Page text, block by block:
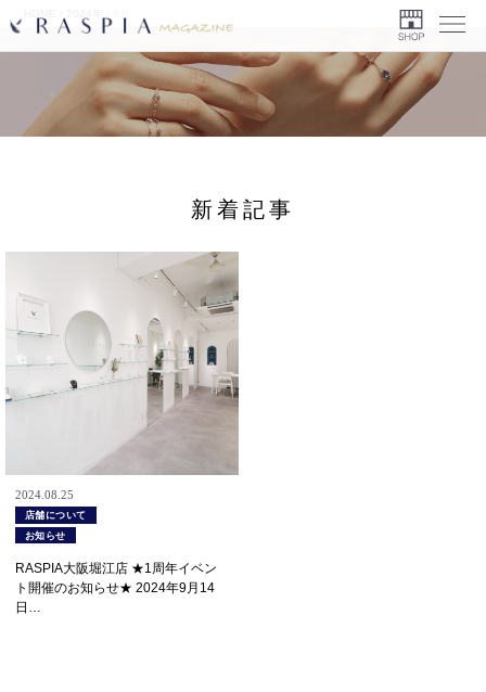
Menu
新着記事
2024.08.25
店舗について
お知らせ
RASPIA大阪堀江店 ★1周年イベン
ト開催のお知らせ★ 2024年9月14
日…